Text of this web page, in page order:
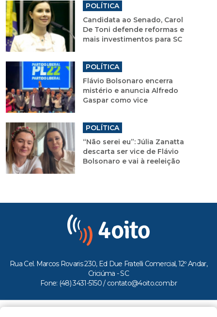
POLÍTICA
Candidata ao Senado, Carol
De Toni defende reformas e
mais investimentos para SC
POLÍTICA
Flávio Bolsonaro encerra
mistério e anuncia Alfredo
Gaspar como vice
POLÍTICA
“Não serei eu”: Júlia Zanatta
descarta ser vice de Flávio
Bolsonaro e vai à reeleição
Rua Cel. Marcos Rovaris 230, Ed Due Fratelli Comercial, 12º Andar,
Criciúma - SC
Fone: (48) 3431-5150 / contato@4oito.com.br